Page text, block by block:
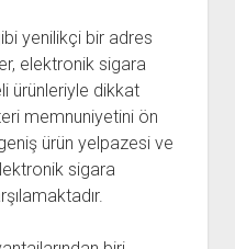
yenilikçi bir adres
elektronik sigara
ürünleriyle dikkat
memnuniyetini ön
ürün yelpazesi ve
sigara